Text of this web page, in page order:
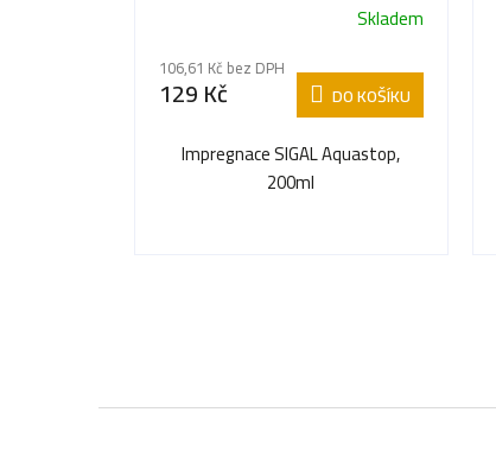
Skladem
106,61 Kč bez DPH
129 Kč DO KOŠÍKU
Impregnace SIGAL Aquastop,
200ml